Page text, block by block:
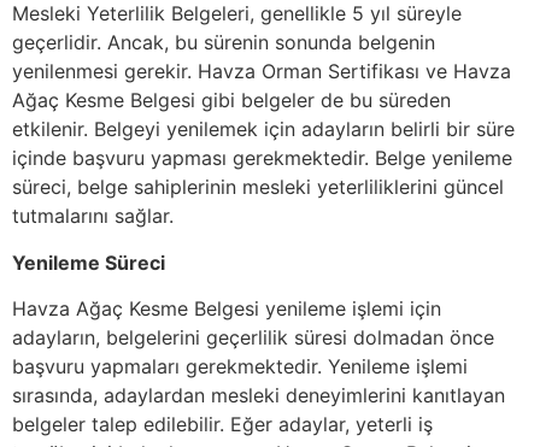
Mesleki Yeterlilik Belgeleri, genellikle 5 yıl süreyle
geçerlidir. Ancak, bu sürenin sonunda belgenin
yenilenmesi gerekir. Havza Orman Sertifikası ve Havza
Ağaç Kesme Belgesi gibi belgeler de bu süreden
etkilenir. Belgeyi yenilemek için adayların belirli bir süre
içinde başvuru yapması gerekmektedir. Belge yenileme
süreci, belge sahiplerinin mesleki yeterliliklerini güncel
tutmalarını sağlar.
Yenileme Süreci
Havza Ağaç Kesme Belgesi yenileme işlemi için
adayların, belgelerini geçerlilik süresi dolmadan önce
başvuru yapmaları gerekmektedir. Yenileme işlemi
sırasında, adaylardan mesleki deneyimlerini kanıtlayan
belgeler talep edilebilir. Eğer adaylar, yeterli iş